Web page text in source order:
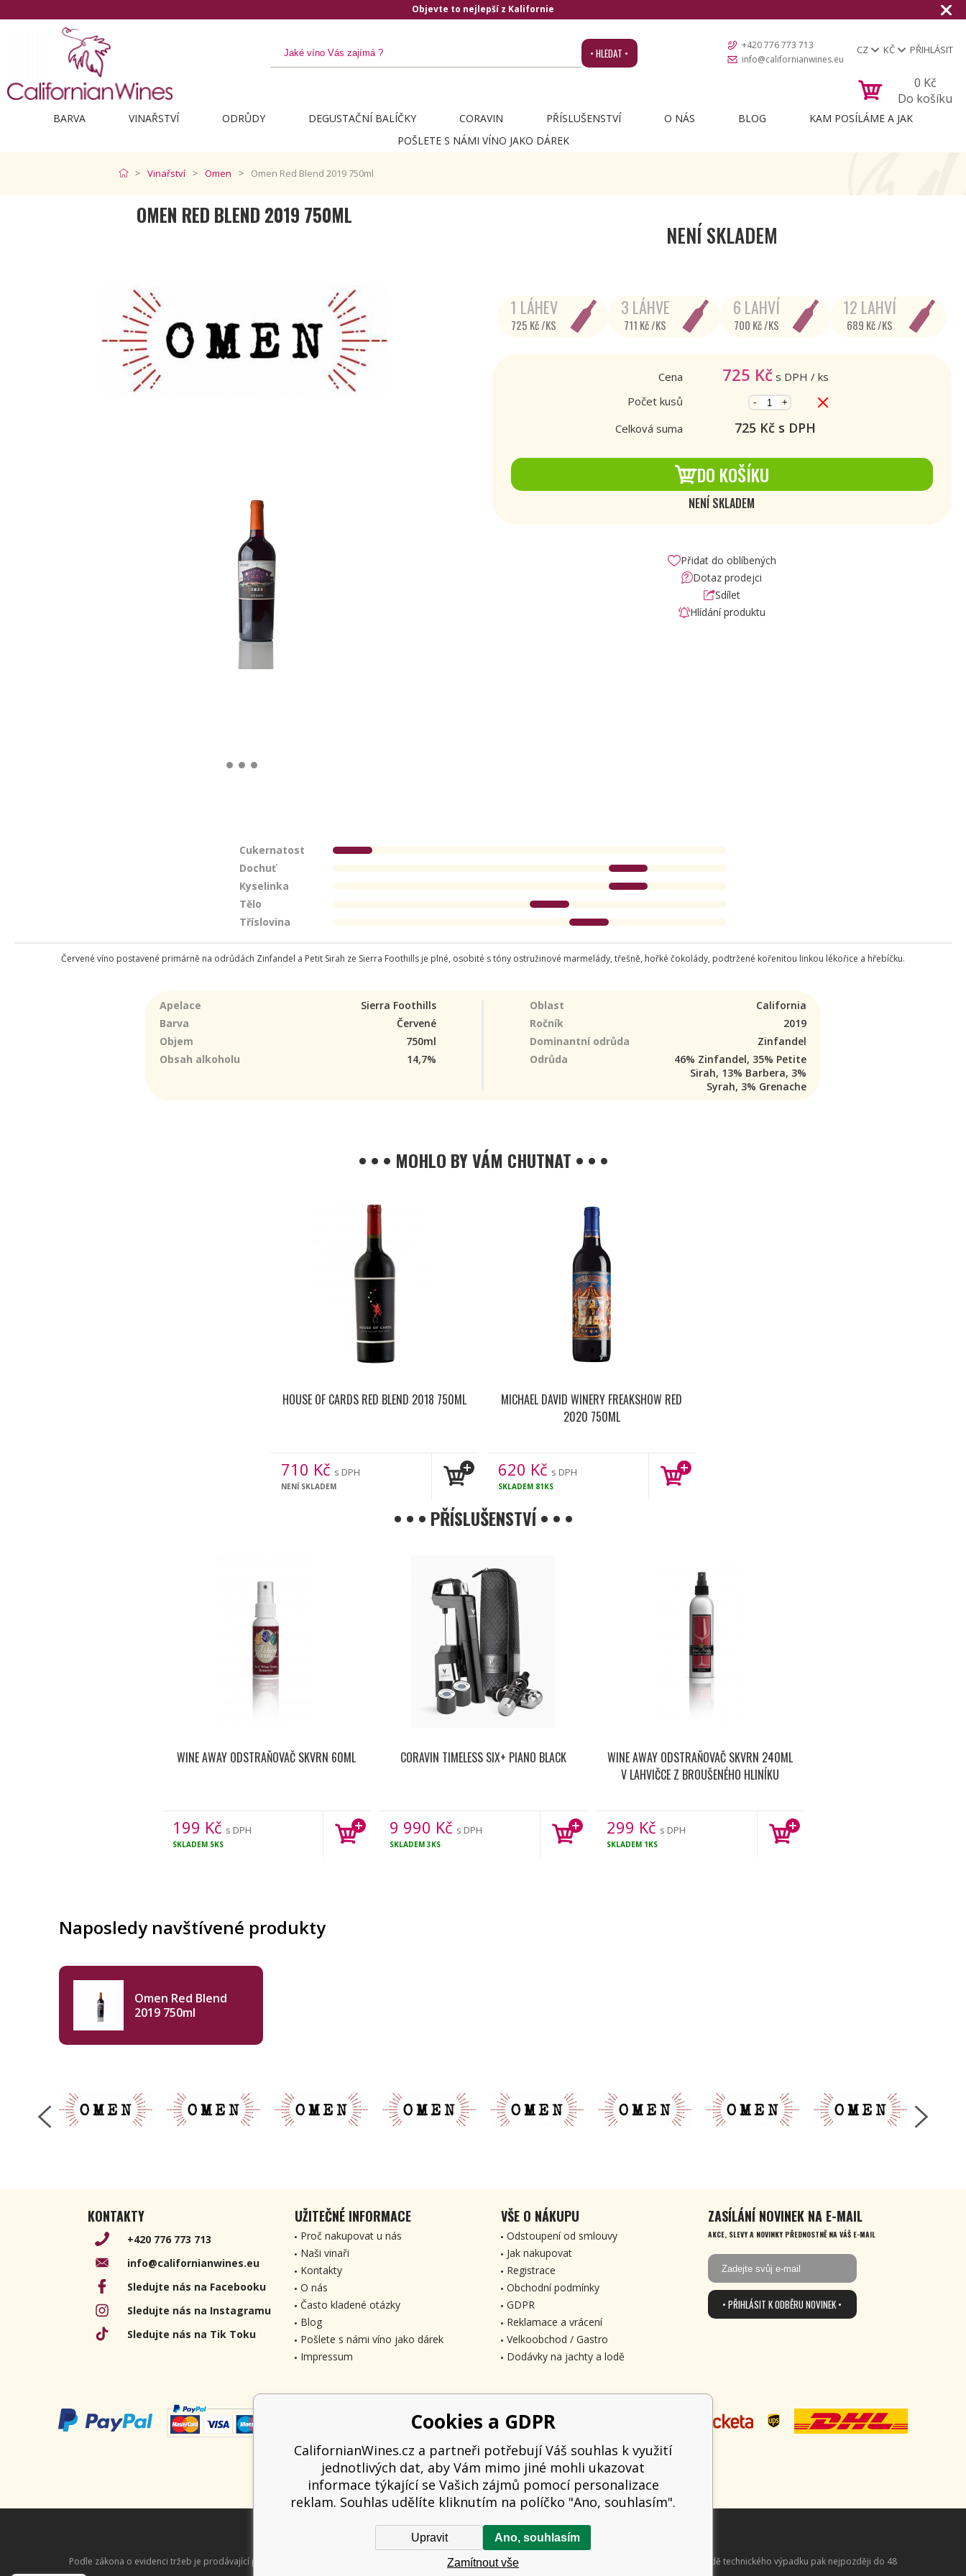
Doručení
• HLEDAT •
+420 776 773 713
info@californianwines.eu
CZ KČ PŘIHLÁSIT
0 Kč
Do košíku
BARVA VINAŘSTVÍ ODRŮDY DEGUSTAČNÍ BALÍČKY CORAVIN PŘÍSLUŠENSTVÍ O NÁS BLOG
KAM POSÍLÁME A JAK
POŠLETE S NÁMI VÍNO JAKO DÁREK
Vinařství Omen Omen Red Blend 2019 750ml
OMEN RED BLEND 2019 750ML
NENÍ SKLADEM
1 LÁHEV
725 Kč /KS
3 LÁHVE
711 Kč /KS
6 LAHVÍ
700 Kč /KS
12 LAHVÍ
689 Kč /KS
Cena 725 Kč s DPH / ks
Počet kusů
- +
Celková suma 725 Kč s DPH
DO KOŠÍKU
NENÍ SKLADEM
Přidat do oblíbených
Dotaz prodejci
Sdílet
Hlídání produktu
Cukernatost
Dochuť
Kyselinka
Tělo
Tříslovina
Červené víno postavené primárně na odrůdách Zinfandel a Petit Sirah ze Sierra Foothills je plné, osobité s tóny ostružinové marmelády, třešně, hořké čokolády, podtržené kořenitou linkou lékořice a hřebíčku.
Apelace Sierra Foothills Oblast
California
Barva
Červené Ročník
2019
Objem
750ml Dominantní odrůda
Zinfandel
Obsah alkoholu
14,7% Odrůda
46% Zinfandel, 35% Petite
Sirah, 13% Barbera, 3%
Syrah, 3% Grenache
• • • MOHLO BY VÁM CHUTNAT • • •
HOUSE OF CARDS RED BLEND 2018 750ML
710 Kč s DPH
NENÍ SKLADEM
MICHAEL DAVID WINERY FREAKSHOW RED
2020 750ML
620 Kč s DPH
SKLADEM 81KS
• • • PŘÍSLUŠENSTVÍ • • •
WINE AWAY ODSTRAŇOVAČ SKVRN 60ML
199 Kč s DPH
SKLADEM 5KS
CORAVIN TIMELESS SIX+ PIANO BLACK
9 990 Kč s DPH
SKLADEM3KS
WINE AWAY ODSTRAŇOVAČ SKVRN 240ML
V LAHVIČCE Z BROUŠENÉHO HLINÍKU
299 Kč s DPH
SKLADEM 1KS
Naposledy navštívené produkty
Omen Red Blend
2019 750ml
KONTAKTY
+420 776 773 713
info@californianwines.eu
Sledujte nás na Facebooku
Sledujte nás na Instagramu
Sledujte nás na Tik Toku
UŽITEČNÉ INFORMACE
Proč nakupovat u nás
Naši vinaři
Kontakty
O nás
Často kladené otázky
Blog
Pošlete s námi víno jako dárek
Impressum
VŠE O NÁKUPU
Odstoupení od smlouvy
Jak nakupovat
Registrace
Obchodní podmínky
GDPR
Reklamace a vrácení
Velkoobchod / Gastro
Dodávky na jachty a lodě
ZASÍLÁNÍ NOVINEK NA E-MAIL
AKCE, SLEVY A NOVINKY PŘEDNOSTNĚ NA VÁŠ E-MAIL
• PŘIHLÁSIT K ODBĚRU NOVINEK •
Podle zákona o evidenci tržeb je prodávající povinen vystavit kupujícímu účtenku. Zároveň je povinen zaevidovat přijatou tržbu u správce daně online; v případě technického výpadku pak nejpozději do 48
Cookies a GDPR
CalifornianWines.cz a partneři potřebují Váš souhlas k využití
jednotlivých dat, aby Vám mimo jiné mohli ukazovat
informace týkající se Vašich zájmů pomocí personalizace
reklam. Souhlas udělíte kliknutím na políčko "Ano, souhlasím".
Zamítnout vše
Ano, souhlasím
Upravit